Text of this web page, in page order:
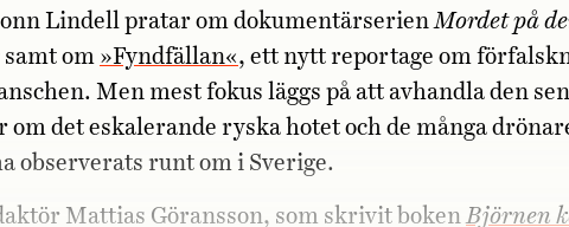
Lindell pratar om dokumentärserienMordet på
samt om »Fyndfällan«, ett nytt reportage om
Men mest fokus läggs på att avhandla den
det eskalerande ryska hotet och de många
observerats runt om i Sverige.
Mattias Göransson, som skrivit boken Björnen